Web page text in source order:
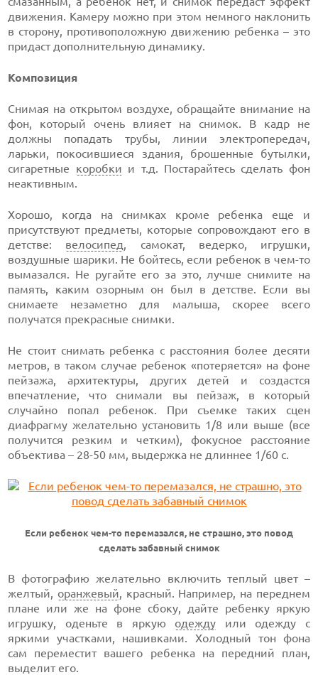
движения. Камеру можно при этом немного наклонить
в сторону, противоположную движению ребенка – это
придаст дополнительную динамику.
Композиция
Снимая на открытом воздухе, обращайте внимание на
фон, который очень влияет на снимок. В кадр не
должны попадать трубы, линии электропередач,
ларьки, покосившиеся здания, брошенные бутылки,
сигаретные коробки и т.д. Постарайтесь сделать фон
неактивным.
Хорошо, когда на снимках кроме ребенка еще и
присутствуют предметы, которые сопровождают его в
детстве: велосипед, самокат, ведерко, игрушки,
воздушные шарики. Не бойтесь, если ребенок в чем-то
вымазался. Не ругайте его за это, лучше снимите на
память, каким озорным он был в детстве. Если вы
снимаете незаметно для малыша, скорее всего
получатся прекрасные снимки.
Не стоит снимать ребенка с расстояния более десяти
метров, в таком случае ребенок «потеряется» на фоне
пейзажа, архитектуры, других детей и создастся
впечатление, что снимали вы пейзаж, в который
случайно попал ребенок. При съемке таких сцен
диафрагму желательно установить 1/8 или выше (все
получится резким и четким), фокусное расстояние
объектива – 28-50 мм, выдержка не длиннее 1/60 с.
Если ребенок чем-то перемазался, не страшно, это повод
сделать забавный снимок
В фотографию желательно включить теплый цвет –
желтый, оранжевый, красный. Например, на переднем
плане или же на фоне сбоку, дайте ребенку яркую
игрушку, оденьте в яркую одежду или одежду с
яркими участками, нашивками. Холодный тон фона
сам переместит вашего ребенка на передний план,
выделит его.